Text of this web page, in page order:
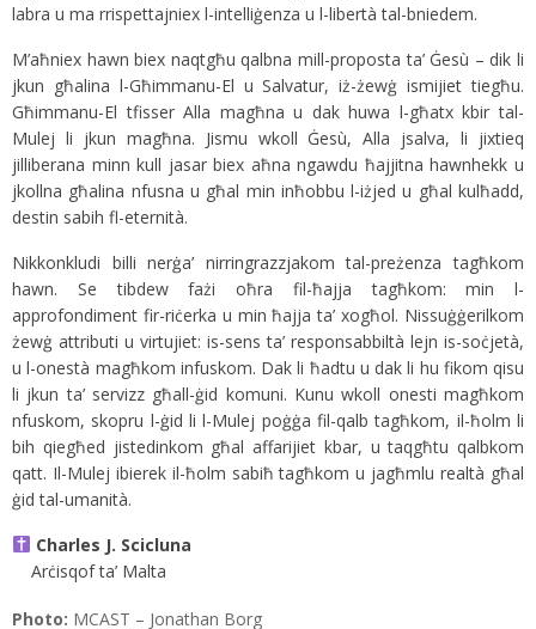
labra u ma rrispettajniex l-intelliġenza u l-libertà tal-bniedem.
M’aħniex hawn biex naqtgħu qalbna mill-proposta ta’ Ġesù – dik li
jkun għalina l-Għimmanu-El u Salvatur, iż-żewġ ismijiet tiegħu.
Għimmanu-El tfisser Alla magħna u dak huwa l-għatx kbir tal-
Mulej li jkun magħna. Jismu wkoll Ġesù, Alla jsalva, li jixtieq
jilliberana minn kull jasar biex aħna ngawdu ħajjitna hawnhekk u
jkollna għalina nfusna u għal min inħobbu l-iżjed u għal kulħadd,
destin sabih fl-eternità.
Nikkonkludi billi nerġa’ nirringrazzjakom tal-preżenza tagħkom
hawn. Se tibdew fażi oħra fil-ħajja tagħkom: min l-
approfondiment fir-riċerka u min ħajja ta’ xogħol. Nissuġġerilkom
żewġ attributi u virtujiet: is-sens ta’ responsabbiltà lejn is-soċjetà,
u l-onestà magħkom infuskom. Dak li ħadtu u dak li hu fikom qisu
li jkun ta’ servizz għall-ġid komuni. Kunu wkoll onesti magħkom
nfuskom, skopru l-ġid li l-Mulej poġġa fil-qalb tagħkom, il-ħolm li
bih qiegħed jistedinkom għal affarijiet kbar, u taqgħtu qalbkom
qatt. Il-Mulej ibierek il-ħolm sabiħ tagħkom u jagħmlu realtà għal
ġid tal-umanità.
Charles J. Scicluna
Arċisqof ta’ Malta
Photo: MCAST – Jonathan Borg